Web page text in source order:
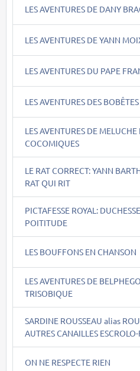
LES AVENTURES DE DANY
LES AVENTURES DE YANN
LES AVENTURES DU PAPE
LES AVENTURES DES BOBÊTES
LES AVENTURES DE MELUCHE
COCOMIQUES
LE RAT CORRECT: YANN
RAT QUI RIT
PICTAFESSE ROYAL:
POITITUDE
LES BOUFFONS EN CHANSON
LES AVENTURES DE
TRISOBIQUE
SARDINE ROUSSEAU alias
AUTRES CANAILLES
ON NE RESPECTE RIEN